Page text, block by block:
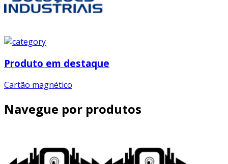
Produto em destaque
Cartão magnético
Navegue por produtos